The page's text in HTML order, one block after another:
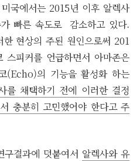
국에서는 2015년 이후 알렉사
빠른 속도로 감소하고 있다.
현상의 주된 원인으로써 201
피커를 언급하면서 아마존은
(Echo)의 기능을 활성화 하는
를 채택하기 전에 이러한 결정
충분히 고민했어야 한다고 주
결과에 덧붙여서 알렉사와 유